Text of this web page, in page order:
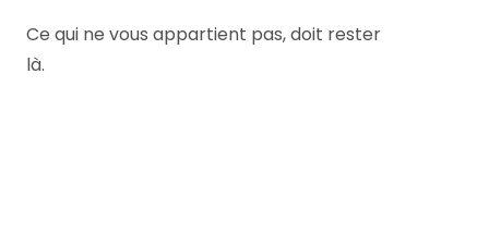
Ce qui ne vous appartient pas, doit rester
là.